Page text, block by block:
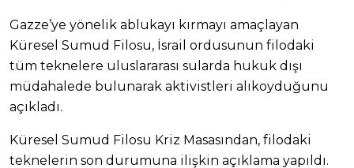
Gazze’ye yönelik ablukayı kırmayı amaçlayan
Küresel Sumud Filosu, İsrail ordusunun filodaki
tüm teknelere uluslararası sularda hukuk dışı
müdahalede bulunarak aktivistleri alıkoyduğunu
açıkladı.
Küresel Sumud Filosu Kriz Masasından, filodaki
teknelerin son durumuna ilişkin açıklama yapıldı.